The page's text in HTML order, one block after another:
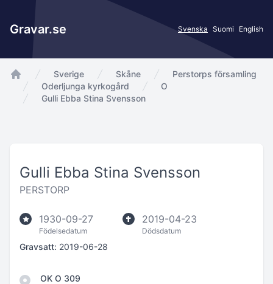
Gravar.se Svenska Suomi English
app.Start
Sverige Skåne
Perstorps församling
Oderljunga kyrkogård
O
Gulli Ebba Stina Svensson
Gulli Ebba Stina Svensson
PERSTORP
1930-09-27
Födelsedatum
2019-04-23
Dödsdatum
Gravsatt: 2019-06-28
OK O 309